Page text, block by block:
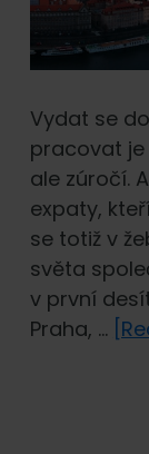
Vydat se
pracovat je
ale zúročí.
expaty,
se totiž v
světa
v první
Praha, …